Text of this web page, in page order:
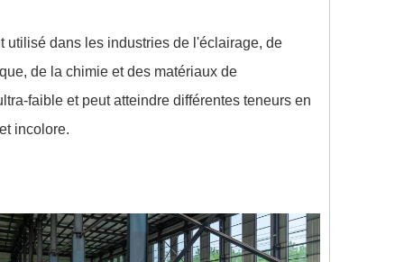
utilisé dans les industries de l'éclairage, de
de la chimie et des matériaux de
faible et peut atteindre différentes teneurs en
incolore.